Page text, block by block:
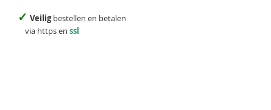
✓ Veiligbestellen en betalen
via https en ssl